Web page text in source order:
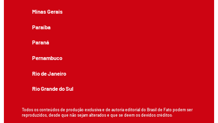
Minas Gerais
Paraíba
Paraná
Pernambuco
Rio de Janeiro
Rio Grande do Sul
Todos os conteúdos de produção exclusiva e de autoria editorial do Brasil de Fato podem ser
reproduzidos, desde que não sejam alterados e que se deem os devidos créditos.